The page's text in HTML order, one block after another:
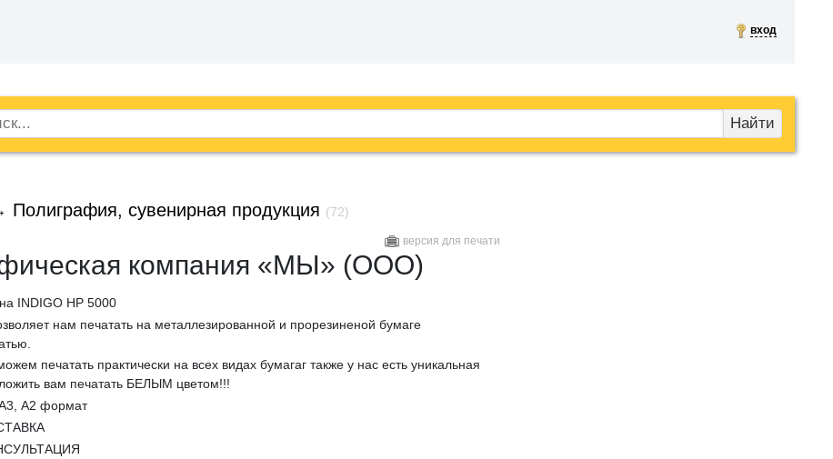
вход
Найти
Полиграфия, сувенирная продукция (72)
версия для печати
компания «МЫ» (ООО)
INDIGO HP 5000
нам печатать на металлезированной и прорезиненой бумаге
печатать практически на всех видах бумагаг также у нас есть уникальная
вам печатать БЕЛЫМ цветом!!!
А2 формат